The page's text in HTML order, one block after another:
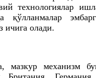
технологиялар
қўлланмалар
ичига олади.
мазкур механизм